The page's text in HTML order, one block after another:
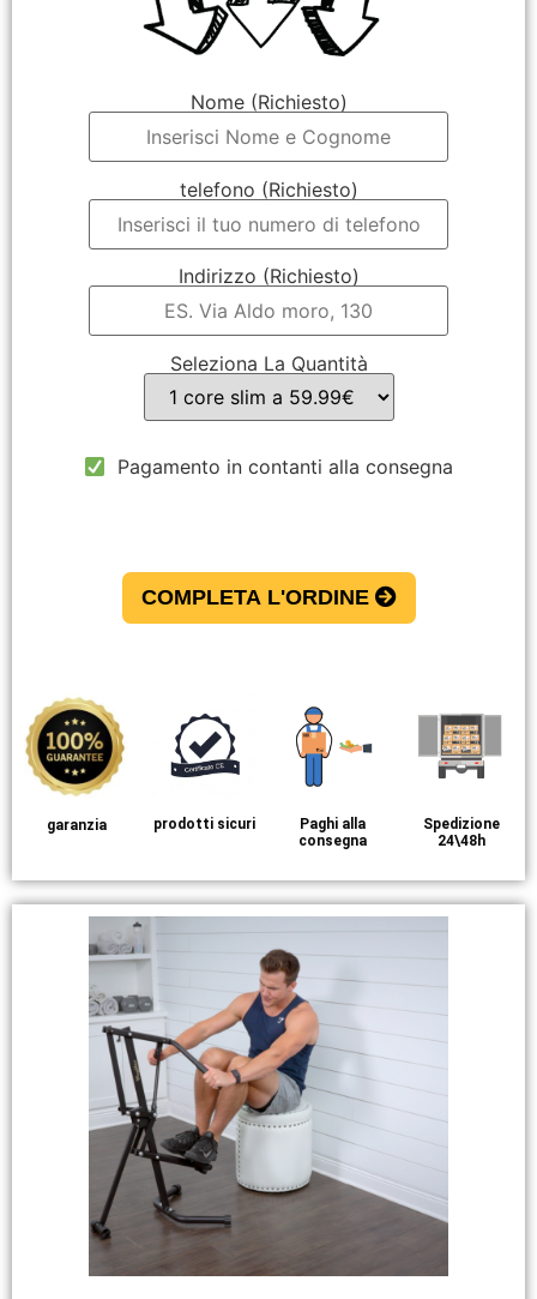
Nome (Richiesto)
telefono (Richiesto)
Indirizzo (Richiesto)
Seleziona La Quantità
Pagamento in contanti alla consegna
COMPLETA L'ORDINE
garanzia prodotti sicuri
Paghi alla
consegna
Spedizione
24\48h